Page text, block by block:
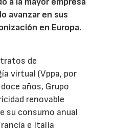
avanzar en sus
en Europa.
de
virtual (Vppa, por
años, Grupo
renovable
su consumo anual
e Italia